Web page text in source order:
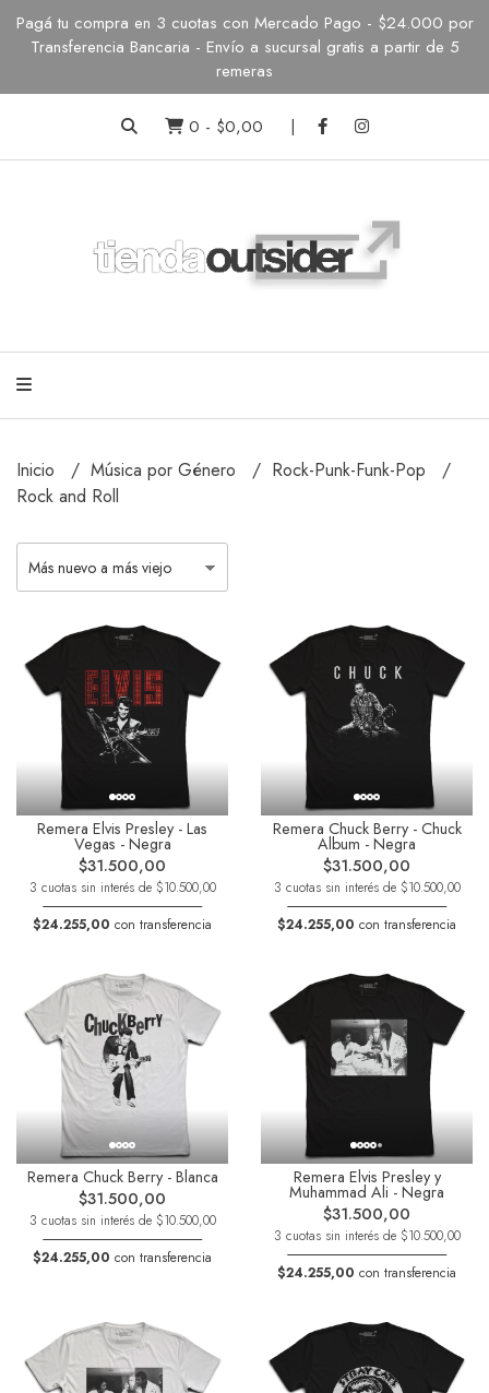
Pagá tu compra en 3 cuotas con Mercado Pago - $24.000 por
Transferencia Bancaria - Envío a sucursal gratis a partir de 5
remeras
0 - $0,00
Inicio Música por Género
Rock-Punk-Funk-Pop
Rock and Roll
Remera Elvis Presley - Las
Vegas - Negra
$31.500,00
3 cuotas sin interés de $10.500,00
$24.255,00 con transferencia
Remera Chuck Berry - Chuck
Album - Negra
$31.500,00
3 cuotas sin interés de $10.500,00
$24.255,00 con transferencia
Remera Chuck Berry - Blanca
$31.500,00
3 cuotas sin interés de $10.500,00
$24.255,00 con transferencia
Remera Elvis Presley y
Muhammad Ali - Negra
$31.500,00
3 cuotas sin interés de $10.500,00
$24.255,00 con transferencia